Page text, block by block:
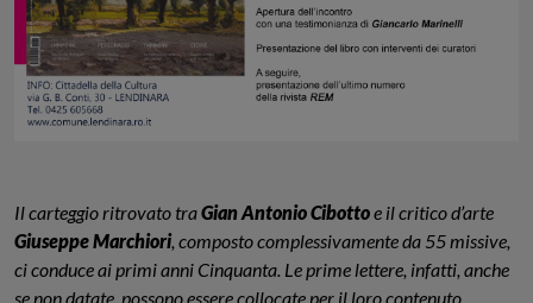
Il carteggio ritrovato traGian Antonio Cibottoe il critico d’arte
Giuseppe Marchiori, composto complessivamente da 55 missive,
ci conduce ai primi anni Cinquanta. Le prime lettere, infatti, anche
se non datate, possono essere collocate per il loro contenuto